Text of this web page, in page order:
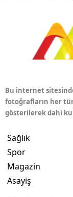
Bu internet
fotoğrafların her
gösterilerek dahi
Sağlık
Spor
Magazin
Asayiş